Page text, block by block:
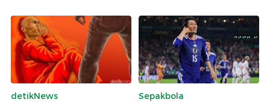
detikNews
Sepakbola